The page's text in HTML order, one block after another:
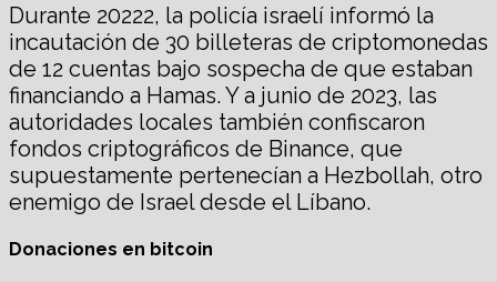
Durante 20222, la policía israelí informó la
incautación de 30 billeteras de criptomonedas
de 12 cuentas bajo sospecha de que estaban
financiando a Hamas. Y a junio de 2023, las
autoridades locales también confiscaron
fondos criptográficos de Binance, que
supuestamente pertenecían a Hezbollah, otro
enemigo de Israel desde el Líbano.
Donaciones en bitcoin